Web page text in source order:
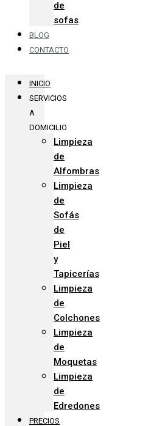
de
sofas
BLOG
CONTACTO
INICIO
SERVICIOS
A
DOMICILIO
Limpieza
de
Alfombras
Limpieza
de
Sofás
de
Piel
y
Tapicerías
Limpieza
de
Colchones
Limpieza
de
Moquetas
Limpieza
de
Edredones
PRECIOS